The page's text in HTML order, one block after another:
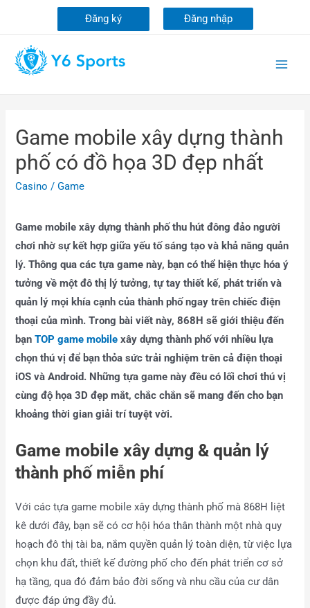
Đăng ký Đăng nhập
Game mobile xây dựng thành
phố có đồ họa 3D đẹp nhất
Casino /Game
Game mobile xây dựng thành phố thu hút đông đảo người
chơi nhờ sự kết hợp giữa yếu tố sáng tạo và khả năng quản
lý. Thông qua các tựa game này, bạn có thể hiện thực hóa ý
tưởng về một đô thị lý tưởng, tự tay thiết kế, phát triển và
quản lý mọi khía cạnh của thành phố ngay trên chiếc điện
thoại của mình. Trong bài viết này, 868H sẽ giới thiệu đến
bạnTOP game mobile xây dựng thành phố với nhiều lựa
chọn thú vị để bạn thỏa sức trải nghiệm trên cả điện thoại
iOS và Android. Những tựa game này đều có lối chơi thú vị
cùng độ họa 3D đẹp mắt, chắc chắn sẽ mang đến cho bạn
khoảng thời gian giải trí tuyệt vời.
Game mobile xây dựng & quản lý
thành phố miễn phí
Với các tựa game mobile xây dựng thành phố mà 868H liệt
kê dưới đây, bạn sẽ có cơ hội hóa thân thành một nhà quy
hoạch đô thị tài ba, nắm quyền quản lý toàn diện, từ việc lựa
chọn khu đất, thiết kế đường phố cho đến phát triển cơ sở
hạ tầng, qua đó đảm bảo đời sống và nhu cầu của cư dân
được đáp ứng đầy đủ.